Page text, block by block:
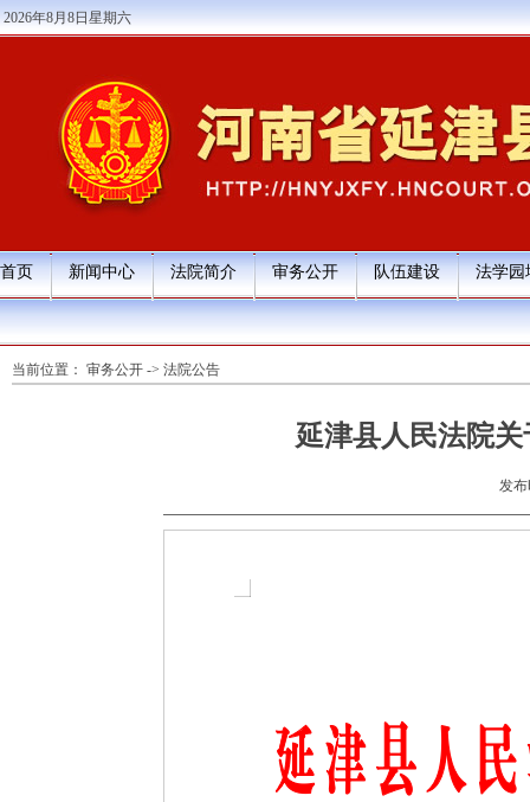
2026年8月8日星期六
首页 新闻中心 法院简介 审务公开 队伍建设 法学园
当前位置： 审务公开 -> 法院公告
延津县人民法院
发布